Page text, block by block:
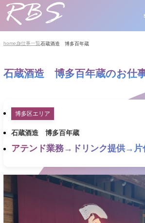
homeお仕事一覧石蔵酒造 博多百年蔵
石蔵酒造 博多百年蔵のお仕
博多区エリア
石蔵酒造 博多百年蔵
アテンド業務→ドリンク提供→片